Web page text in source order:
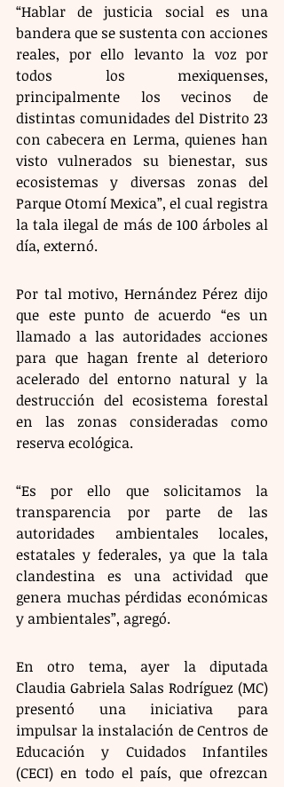
“Hablar de justicia social es una
bandera que se sustenta con acciones
reales, por ello levanto la voz por
todos los mexiquenses,
principalmente los vecinos de
distintas comunidades del Distrito 23
con cabecera en Lerma, quienes han
visto vulnerados su bienestar, sus
ecosistemas y diversas zonas del
Parque Otomí Mexica”, el cual registra
la tala ilegal de más de 100 árboles al
día, externó.
Por tal motivo, Hernández Pérez dijo
que este punto de acuerdo “es un
llamado a las autoridades acciones
para que hagan frente al deterioro
acelerado del entorno natural y la
destrucción del ecosistema forestal
en las zonas consideradas como
reserva ecológica.
“Es por ello que solicitamos la
transparencia por parte de las
autoridades ambientales locales,
estatales y federales, ya que la tala
clandestina es una actividad que
genera muchas pérdidas económicas
y ambientales”, agregó.
En otro tema, ayer la diputada
Claudia Gabriela Salas Rodríguez (MC)
presentó una iniciativa para
impulsar la instalación de Centros de
Educación y Cuidados Infantiles
(CECI) en todo el país, que ofrezcan